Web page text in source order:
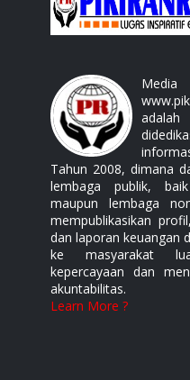
Tahun 2008, dimana
lembaga publik,
maupun lembaga
mempublikasikan
dan laporan keuangan
ke masyarakat
kepercayaan dan
akuntabilitas.
Learn More ?